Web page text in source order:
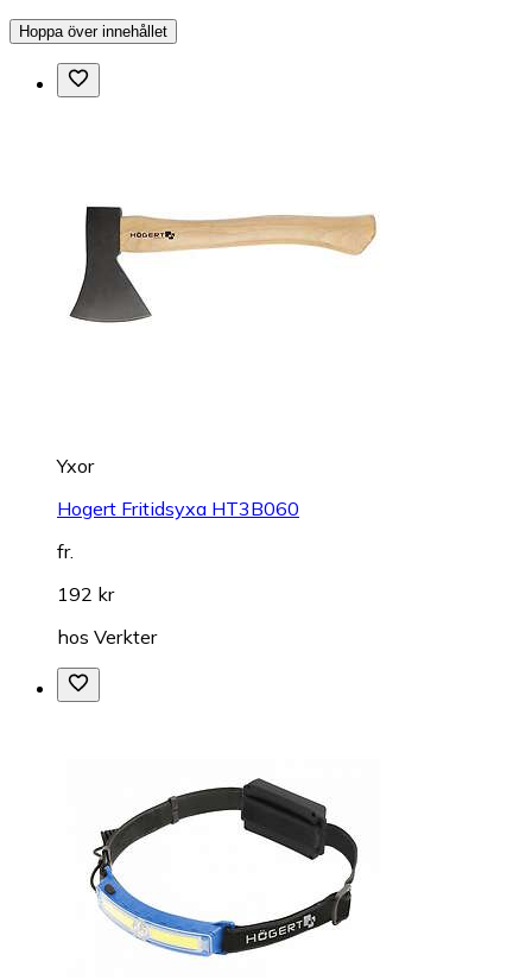
Hoppa över innehållet
Yxor
Hogert Fritidsyxa HT3B060
fr.
192 kr
hos Verkter